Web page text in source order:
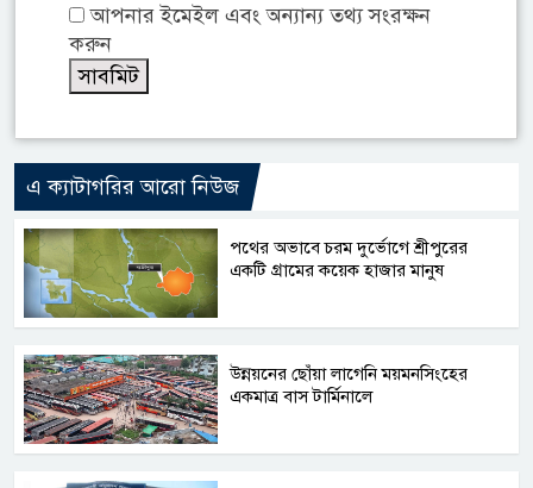
আপনার ইমেইল এবং অন্যান্য তথ্য সংরক্ষন
করুন
এ ক্যাটাগরির আরো নিউজ
পথের অভাবে চরম দুর্ভোগে শ্রীপুরের
একটি গ্রামের কয়েক হাজার মানুষ
উন্নয়নের ছোঁয়া লাগেনি ময়মনসিংহের
একমাত্র বাস টার্মিনালে